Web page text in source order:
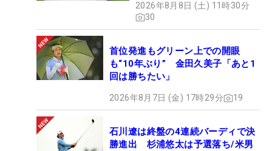
ュー
2026年8月8日 (土) 11時30分
30
首位発進もグリーン上での開眼
も“10年ぶり” 金田久美子「あと1
回は勝ちたい」
2026年8月7日 (金) 17時29分 19
石川遼は終盤の4連続バーディで決
勝進出 杉浦悠太は予選落ち/米男